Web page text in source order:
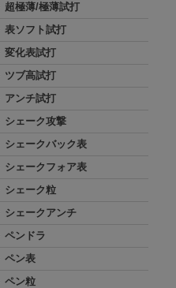
超極薄/極薄試打
表ソフト試打
変化表試打
ツブ高試打
アンチ試打
シェーク攻撃
シェークバック表
シェークフォア表
シェーク粒
シェークアンチ
ペンドラ
ペン表
ペン粒